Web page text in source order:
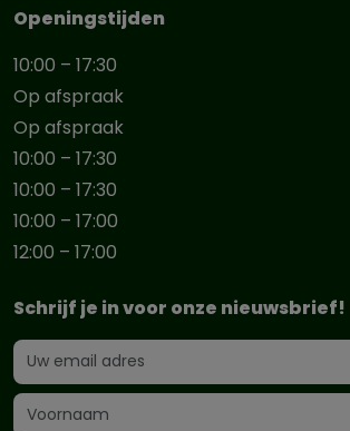
Openingstijden
10:00 – 17:30
Op afspraak
Op afspraak
10:00 – 17:30
10:00 – 17:30
10:00 – 17:00
12:00 – 17:00
Schrijf je in voor onze nieuwsbrief!